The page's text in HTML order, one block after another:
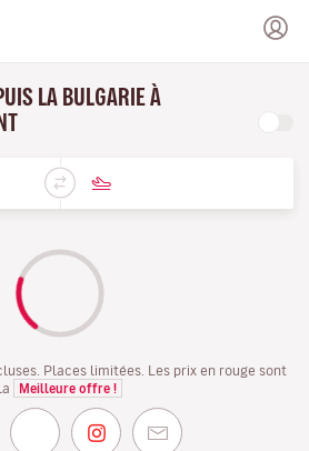
LA BULGARIE À
Places limitées. Les prix en rouge sont
la
Meilleure offre !